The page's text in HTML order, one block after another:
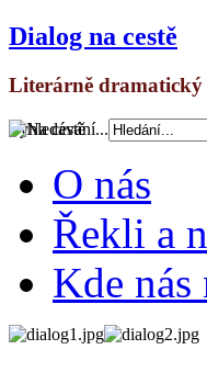
Dialog na cestě
Literárně
Vyhledávání...
O nás
Řekli a
Kde nás